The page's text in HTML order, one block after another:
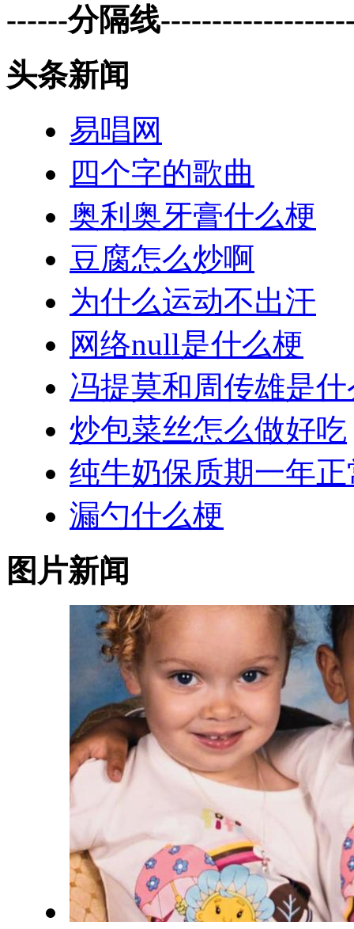
------分隔线
头条新闻
易唱网
四个字的歌曲
奥利奥牙膏什么梗
豆腐怎么炒啊
为什么运动不出汗
网络null是什么梗
冯提莫和周传雄是
炒包菜丝怎么做好吃
纯牛奶保质期一年
漏勺什么梗
图片新闻